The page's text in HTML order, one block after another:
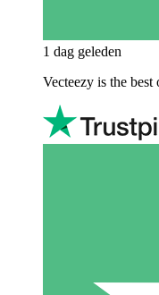
1 dag geleden
Vecteezy is the best